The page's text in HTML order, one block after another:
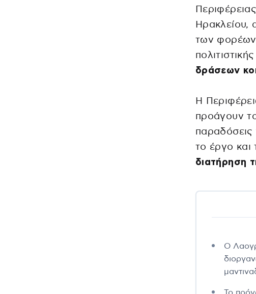
Ηρακλείου,
των φορέων
δράσεων
Η
προάγουν
το έργο και
διατήρηση
Ο